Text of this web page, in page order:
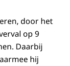
door het
op 9
Daarbij
hij